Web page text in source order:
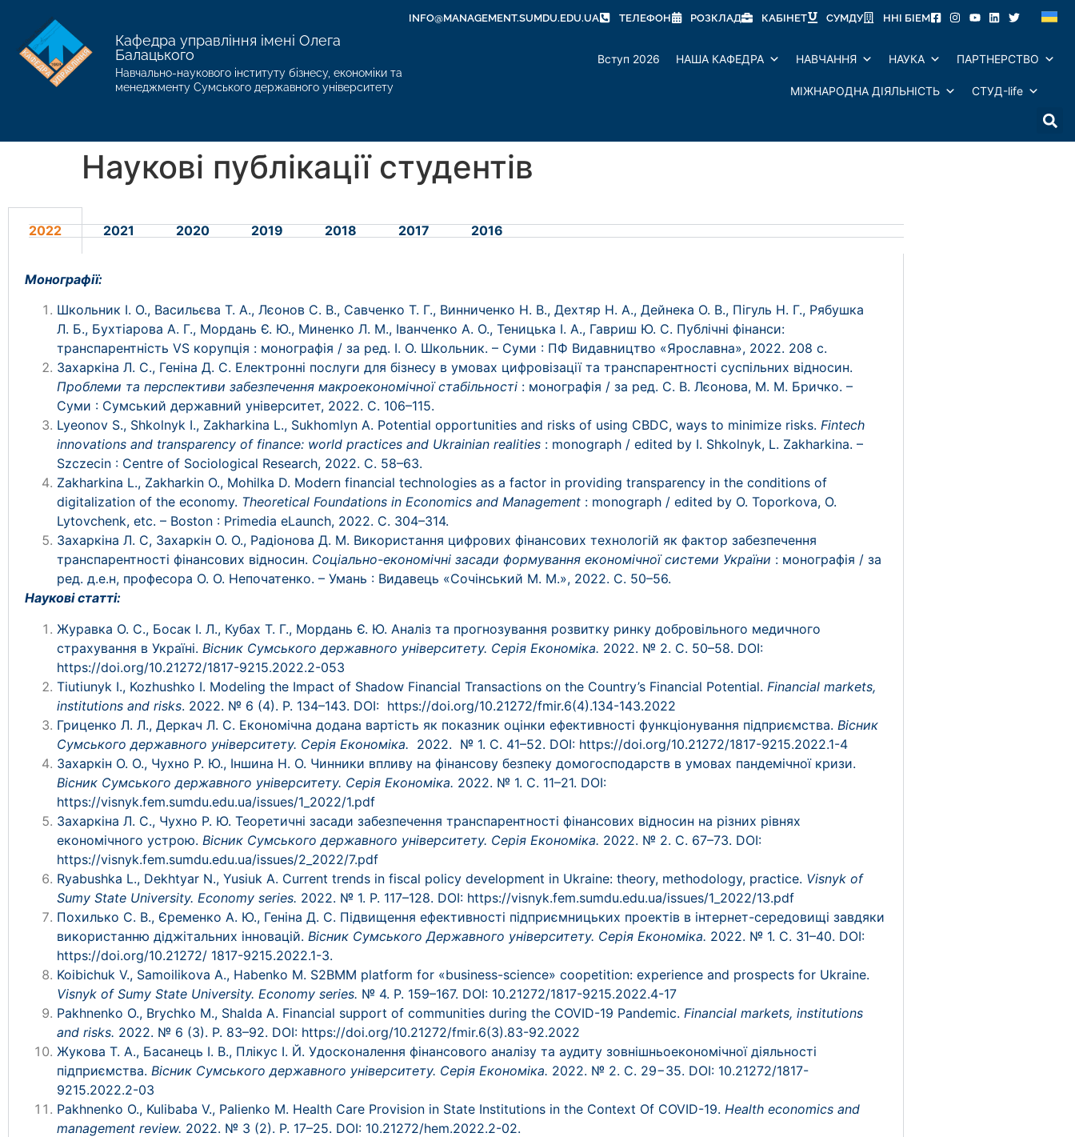
INFO@MANAGEMENT.SUMDU.EDU.UA ТЕЛЕФОН РОЗКЛАД КАБІНЕТ СУМДУ ННІ БІЕМ
Кафедра управління імені Олега
Балацького
Навчально-наукового інституту бізнесу, економіки та
менеджменту Сумського державного університету
Вступ 2026 НАША КАФЕДРА НАВЧАННЯ НАУКА ПАРТНЕРСТВО
МІЖНАРОДНА ДІЯЛЬНІСТЬ СТУД-life
Наукові публікації студентів
2022 2021 2020 2019 2018 2017 2016
Монографії:
Школьник І. О., Васильєва Т. А., Лєонов С. В., Савченко Т. Г., Винниченко Н. В., Дехтяр Н. А., Дейнека О. В., Пігуль Н. Г., Рябушка
Л. Б., Бухтіарова А. Г., Мордань Є. Ю., Миненко Л. М., Іванченко А. О., Теницька І. А., Гавриш Ю. С. Публічні фінанси:
транспарентність VS корупція : монографія / за ред. І. О. Школьник. – Суми : ПФ Видавництво «Ярославна», 2022. 208 c.
Захаркіна Л. С., Геніна Д. С. Електронні послуги для бізнесу в умовах цифровізації та транспарентності суспільних відносин.
Проблеми та перспективи забезпечення макроекономічної стабільності : монографія / за ред. С. В. Лєонова, М. М. Бричко. –
Суми : Сумський державний університет, 2022. C. 106–115.
Lyeonov S., Shkolnyk I., Zakharkina L., Sukhomlyn A. Potential opportunities and risks of using CBDC, ways to minimize risks. Fintech
innovations and transparency of finance: world practices and Ukrainian realities : monograph / edited by I. Shkolnyk, L. Zakharkina. –
Szczecin : Centre of Sociological Research, 2022. C. 58–63.
Zakharkina L., Zakharkin O., Mohilka D. Modern financial technologies as a factor in providing transparency in the conditions of
digitalization of the economy. Theoretical Foundations in Economics and Management : monograph / edited by O. Toporkova, O.
Lytovchenk, etc. – Boston : Primedia eLaunch, 2022. C. 304–314.
Захаркіна Л. С, Захаркін О. О., Радіонова Д. М. Використання цифрових фінансових технологій як фактор забезпечення
транспарентності фінансових відносин. Соціально-економічні засади формування економічної системи України : монографія / за
ред. д.е.н, професора О. О. Непочатенко. – Умань : Видавець «Сочінський М. М.», 2022. C. 50–56.
Наукові статті:
Журавка О. С., Босак І. Л., Кубах Т. Г., Мордань Є. Ю. Аналіз та прогнозування розвитку ринку добровільного медичного
страхування в Україні. Вісник Сумського державного університету. Серія Економіка. 2022. № 2. С. 50–58. DOI:
https://doi.org/10.21272/1817-9215.2022.2-053
Tiutiunyk I., Kozhushko I. Modeling the Impact of Shadow Financial Transactions on the Country’s Financial Potential. Financial markets,
institutions and risks. 2022. № 6 (4). P. 134–143. DOI: https://doi.org/10.21272/fmir.6(4).134-143.2022
Гриценко Л. Л., Деркач Л. С. Економічна додана вартість як показник оцінки ефективності функціонування підприємства. Вісник
Сумського державного університету. Серія Економіка. 2022. № 1. С. 41–52. DOI: https://doi.org/10.21272/1817-9215.2022.1-4
Захаркін О. О., Чухно Р. Ю., Іншина Н. О. Чинники впливу на фінансову безпеку домогосподарств в умовах пандемічної кризи.
Вісник Сумського державного університету. Серія Економіка. 2022. № 1. С. 11–21. DOI:
https://visnyk.fem.sumdu.edu.ua/issues/1_2022/1.pdf
Захаркіна Л. С., Чухно Р. Ю. Теоретичні засади забезпечення транспарентності фінансових відносин на різних рівнях
економічного устрою. Вісник Сумського державного університету. Серія Економіка. 2022. № 2. С. 67–73. DOI:
https://visnyk.fem.sumdu.edu.ua/issues/2_2022/7.pdf
Ryabushka L., Dekhtyar N., Yusiuk A. Current trends in fiscal policy development in Ukraine: theory, methodology, practice. Visnyk of
Sumy State University. Economy series. 2022. № 1. P. 117–128. DOI: https://visnyk.fem.sumdu.edu.ua/issues/1_2022/13.pdf
Похилько С. В., Єременко А. Ю., Геніна Д. С. Підвищення ефективності підприємницьких проектів в інтернет-середовищі завдяки
використанню діджітальних інновацій. Вісник Сумського Державного університету. Серія Економіка. 2022. № 1. C. 31–40. DOI:
https://doi.org/10.21272/ 1817-9215.2022.1-3.
Koibichuk V., Samoilikova A., Habenko M. S2BMM platform for «business-science» coopetition: experience and prospects for Ukraine.
Visnyk of Sumy State University. Economy series. № 4. P. 159–167. DOI: 10.21272/1817-9215.2022.4-17
Pakhnenko O., Brychko M., Shalda A. Financial support of communities during the COVID-19 Pandemic. Financial markets, institutions
and risks. 2022. № 6 (3). P. 83–92. DOI: https://doi.org/10.21272/fmir.6(3).83-92.2022
Жукова Т. А., Басанець І. В., Плікус І. Й. Удосконалення фінансового аналізу та аудиту зовнішньоекономічної діяльності
підприємства. Вісник Сумського державного університету. Серія Економіка. 2022. № 2. С. 29−35. DOI: 10.21272/1817-
9215.2022.2-03
Pakhnenko O., Kulibaba V., Palienko M. Health Care Provision in State Institutions in the Context Of COVID-19. Health economics and
management review. 2022. № 3 (2). P. 17–25. DOI: 10.21272/hem.2022.2-02.